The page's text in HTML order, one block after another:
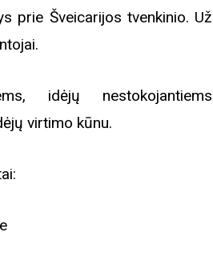
prie Šveicarijos tvenkinio. Už
idėjų nestokojantiems
virtimo kūnu.